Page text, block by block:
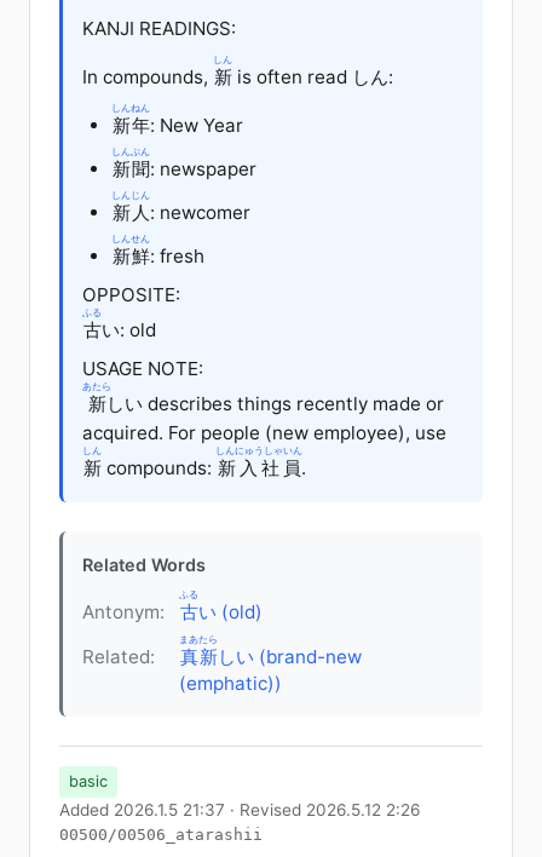
KANJI READINGS:
In compounds, 新
しん
is often read しん:
新年
しんねん
: New Year
新聞
しんぶん
: newspaper
新人
しんじん
: newcomer
新鮮
しんせん
: fresh
OPPOSITE:
古
ふる
い: old
USAGE NOTE:
新
あたら
しい describes things recently made or
acquired. For people (new employee), use
新
しん
compounds: 新入社員
しんにゅうしゃいん
.
Related Words
Antonym: 古
ふる
い (old)
Related:
真新
まあたら
しい (brand-new
(emphatic))
basic
Added 2026.1.5 21:37 · Revised 2026.5.12 2:26
00500/00506_atarashii